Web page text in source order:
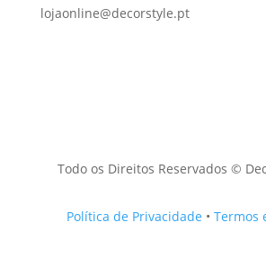
lojaonline@decorstyle.pt
Todo os Direitos Reservados ©
Política de Privacidade •Termos